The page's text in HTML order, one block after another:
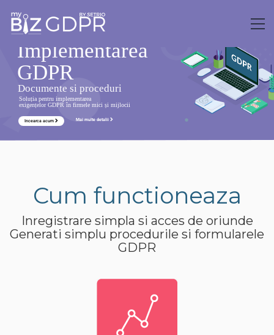
Implementarea
GDPR
Documente si proceduri
Soluția pentru implementarea
exigențelor GDPR în firmele mici și mijlocii
Incearca acum Mai multe detalii
Cum functioneaza
Inregistrare simpla si acces de oriunde
Generati simplu procedurile si formularele
GDPR